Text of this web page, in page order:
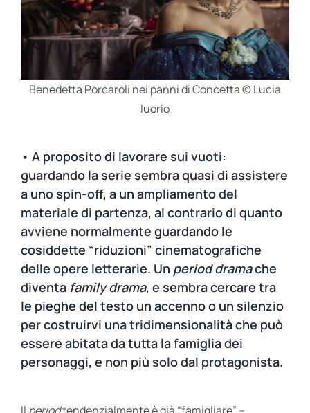
Benedetta Porcaroli nei panni di Concetta © Lucia
Iuorio
• A proposito di lavorare sui vuoti:
guardando la serie sembra quasi di assistere
a uno spin-off, a un ampliamento del
materiale di partenza, al contrario di quanto
avviene normalmente guardando le
cosiddette “riduzioni” cinematografiche
delle opere letterarie. Un period dramache
diventa family drama, e sembra cercare tra
le pieghe del testo un accenno o un silenzio
per costruirvi una tridimensionalità che può
essere abitata da tutta la famiglia dei
personaggi, e non più solo dal protagonista.
Il periodtendenzialmente è già “famigliare” –